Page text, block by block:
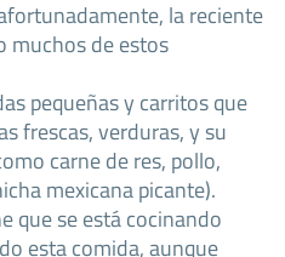
la reciente
muchos de estos
pequeñas y carritos que
frescas, verduras, y su
carne de res, pollo,
mexicana picante).
que se está cocinando
esta comida, aunque